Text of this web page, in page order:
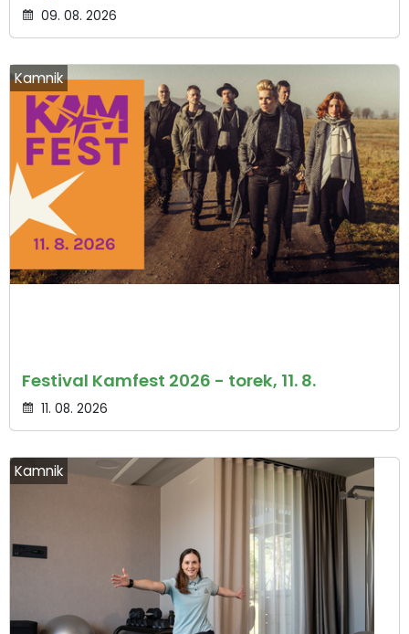
09. 08. 2026
Kamnik
Festival Kamfest 2026 - torek, 11. 8.
11. 08. 2026
Kamnik